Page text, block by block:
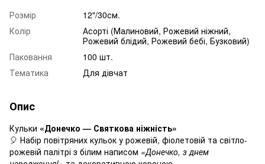
Розмір
12"/30см.
Колір
Асорті (Малиновий, Рожевий ніжний,
Рожевий блідий, Рожевий бебі, Бузковий)
Паковання
100 шт.
Тематика
Для дівчат
Опис
Кульки «Донечко — Святкова ніжність»
🎈 Набір повітряних кульок у рожевій, фіолетовій та світло-
рожевій палітрі з білим написом «Донечко, з днем